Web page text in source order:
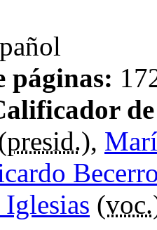
páginas:
de
presid.),
(voc.